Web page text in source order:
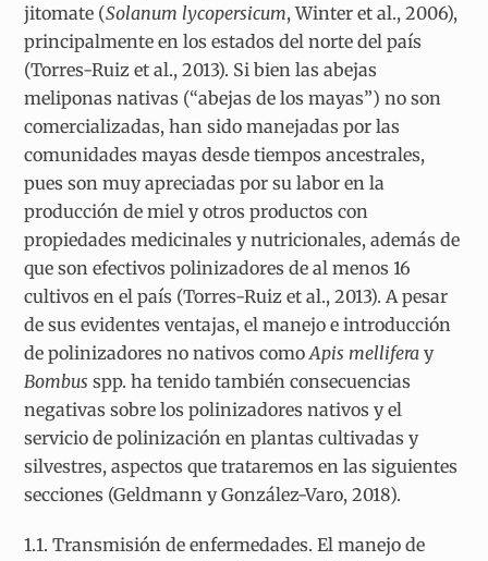
jitomate (Solanum lycopersicum, Winter et al., 2006),
principalmente en los estados del norte del país
(Torres-Ruiz et al., 2013). Si bien las abejas
meliponas nativas (“abejas de los mayas”) no son
comercializadas, han sido manejadas por las
comunidades mayas desde tiempos ancestrales,
pues son muy apreciadas por su labor en la
producción de miel y otros productos con
propiedades medicinales y nutricionales, además de
que son efectivos polinizadores de al menos 16
cultivos en el país (Torres-Ruiz et al., 2013). A pesar
de sus evidentes ventajas, el manejo e introducción
de polinizadores no nativos comoApis melliferay
Bombus spp. ha tenido también consecuencias
negativas sobre los polinizadores nativos y el
servicio de polinización en plantas cultivadas y
silvestres, aspectos que trataremos en las siguientes
secciones (Geldmann y González-Varo, 2018).
1.1. Transmisión de enfermedades. El manejo de